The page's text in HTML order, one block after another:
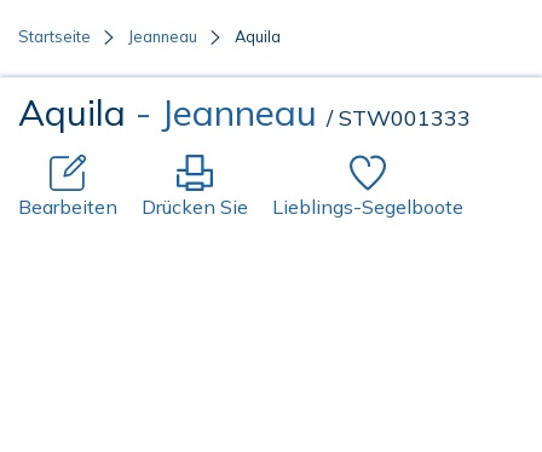
Startseite Jeanneau Aquila
Aquila - Jeanneau / STW001333
Bearbeiten Drücken Sie Lieblings-Segelboote